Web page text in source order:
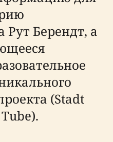
Берендт, а
(Stadt